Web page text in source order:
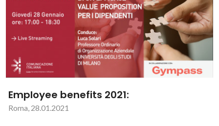
Employee benefits 2021:
Roma, 28.01.2021